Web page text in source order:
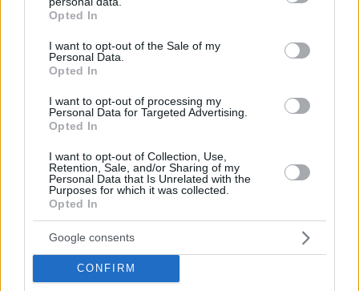
grant or deny consent to Google and its third-party tags to
use your data for below specified purposes in below Google
consent section.
Opted In
I want to opt-out of the Sale of my
Personal Data.
Opted In
I want to opt-out of processing my
Personal Data for Targeted Advertising.
Opted In
I want to opt-out of Collection, Use,
Retention, Sale, and/or Sharing of my
Personal Data that Is Unrelated with the
Purposes for which it was collected.
Opted In
Google consents
CONFIRM
Ολυμπιακών Αγώνων να ανάβει κάτω από τον
ζήσει κάποιος στον υπόλοιπο κόσμο.
Αμέσως μετά έρχομαι εδώ με την ιδιότητα του
Αναπληρωτή Υπουργού, καλεσμένος της
προέδρου του ΣΕΓΑΣ, για να κάνουμε κάτι
άλλο, εξίσου σημαντικό. Κάτω από τον ιερό
βράχο της Ακρόπολης, σε αυτή την
εμβληματική αίθουσα του μουσείου
Ακρόπολης, να δώσουμε Συνέντευξη Τύπου για
τον Αυθεντικό Μαραθώνιο που και αυτός
γεννήθηκε στην Ελλάδα όπως οι Ολυμπιακοί
Αγώνες, οι αξίες τους και του αθλητισμού
γενικότερα. Πόσο περήφανοι και τυχεροί